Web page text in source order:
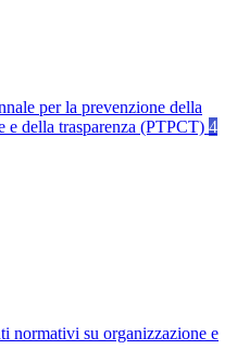
per la prevenzione della
e della trasparenza (PTPCT) 4
normativi su organizzazione e